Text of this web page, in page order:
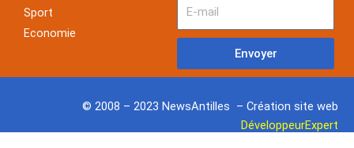
Sport
Economie
Envoyer
© 2008 – 2023 NewsAntilles – Création site web
DéveloppeurExpert